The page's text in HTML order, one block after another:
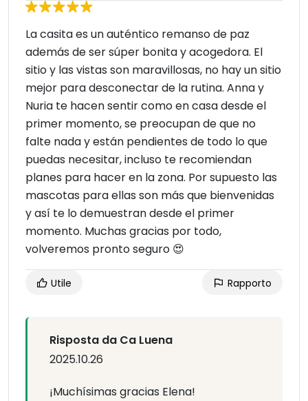
La casita es un auténtico remanso de paz
además de ser súper bonita y acogedora. El
sitio y las vistas son maravillosas, no hay un sitio
mejor para desconectar de la rutina. Anna y
Nuria te hacen sentir como en casa desde el
primer momento, se preocupan de que no
falte nada y están pendientes de todo lo que
puedas necesitar, incluso te recomiendan
planes para hacer en la zona. Por supuesto las
mascotas para ellas son más que bienvenidas
y así te lo demuestran desde el primer
momento. Muchas gracias por todo,
volveremos pronto seguro 😍
Utile Rapporto
Risposta da Ca Luena
2025.10.26
¡Muchísimas gracias Elena!